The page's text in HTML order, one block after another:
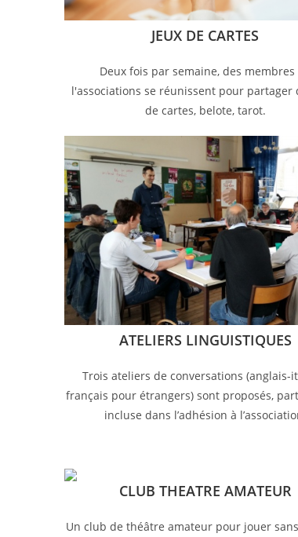
JEUX DE CARTES
Deux fois par semaine, des membres
l'associations se réunissent pour partager
de cartes, belote, tarot.
ATELIERS LINGUISTIQUES
Trois ateliers de conversations (anglais-
français pour étrangers) sont proposés,
incluse dans l’adhésion à
CLUB THEATRE AMATEUR
Un club de théâtre amateur pour jouer